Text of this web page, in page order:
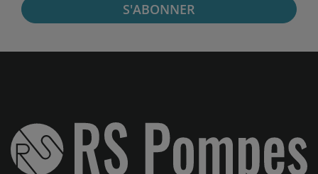
S'ABONNER